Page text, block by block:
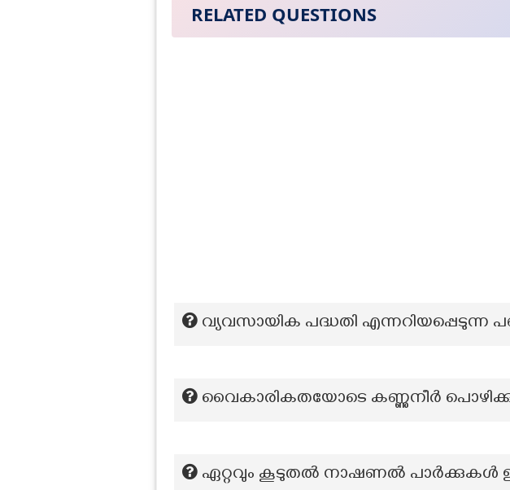
RELATED QUESTIONS
വ്യവസായിക പദ്ധതി എന്നറിയപ്പെടുന്ന
വൈകാരികതയോടെ കണ്ണുനീർ
ഏറ്റവും കൂടുതൽ നാഷണൽ പാർക്കുകൾ